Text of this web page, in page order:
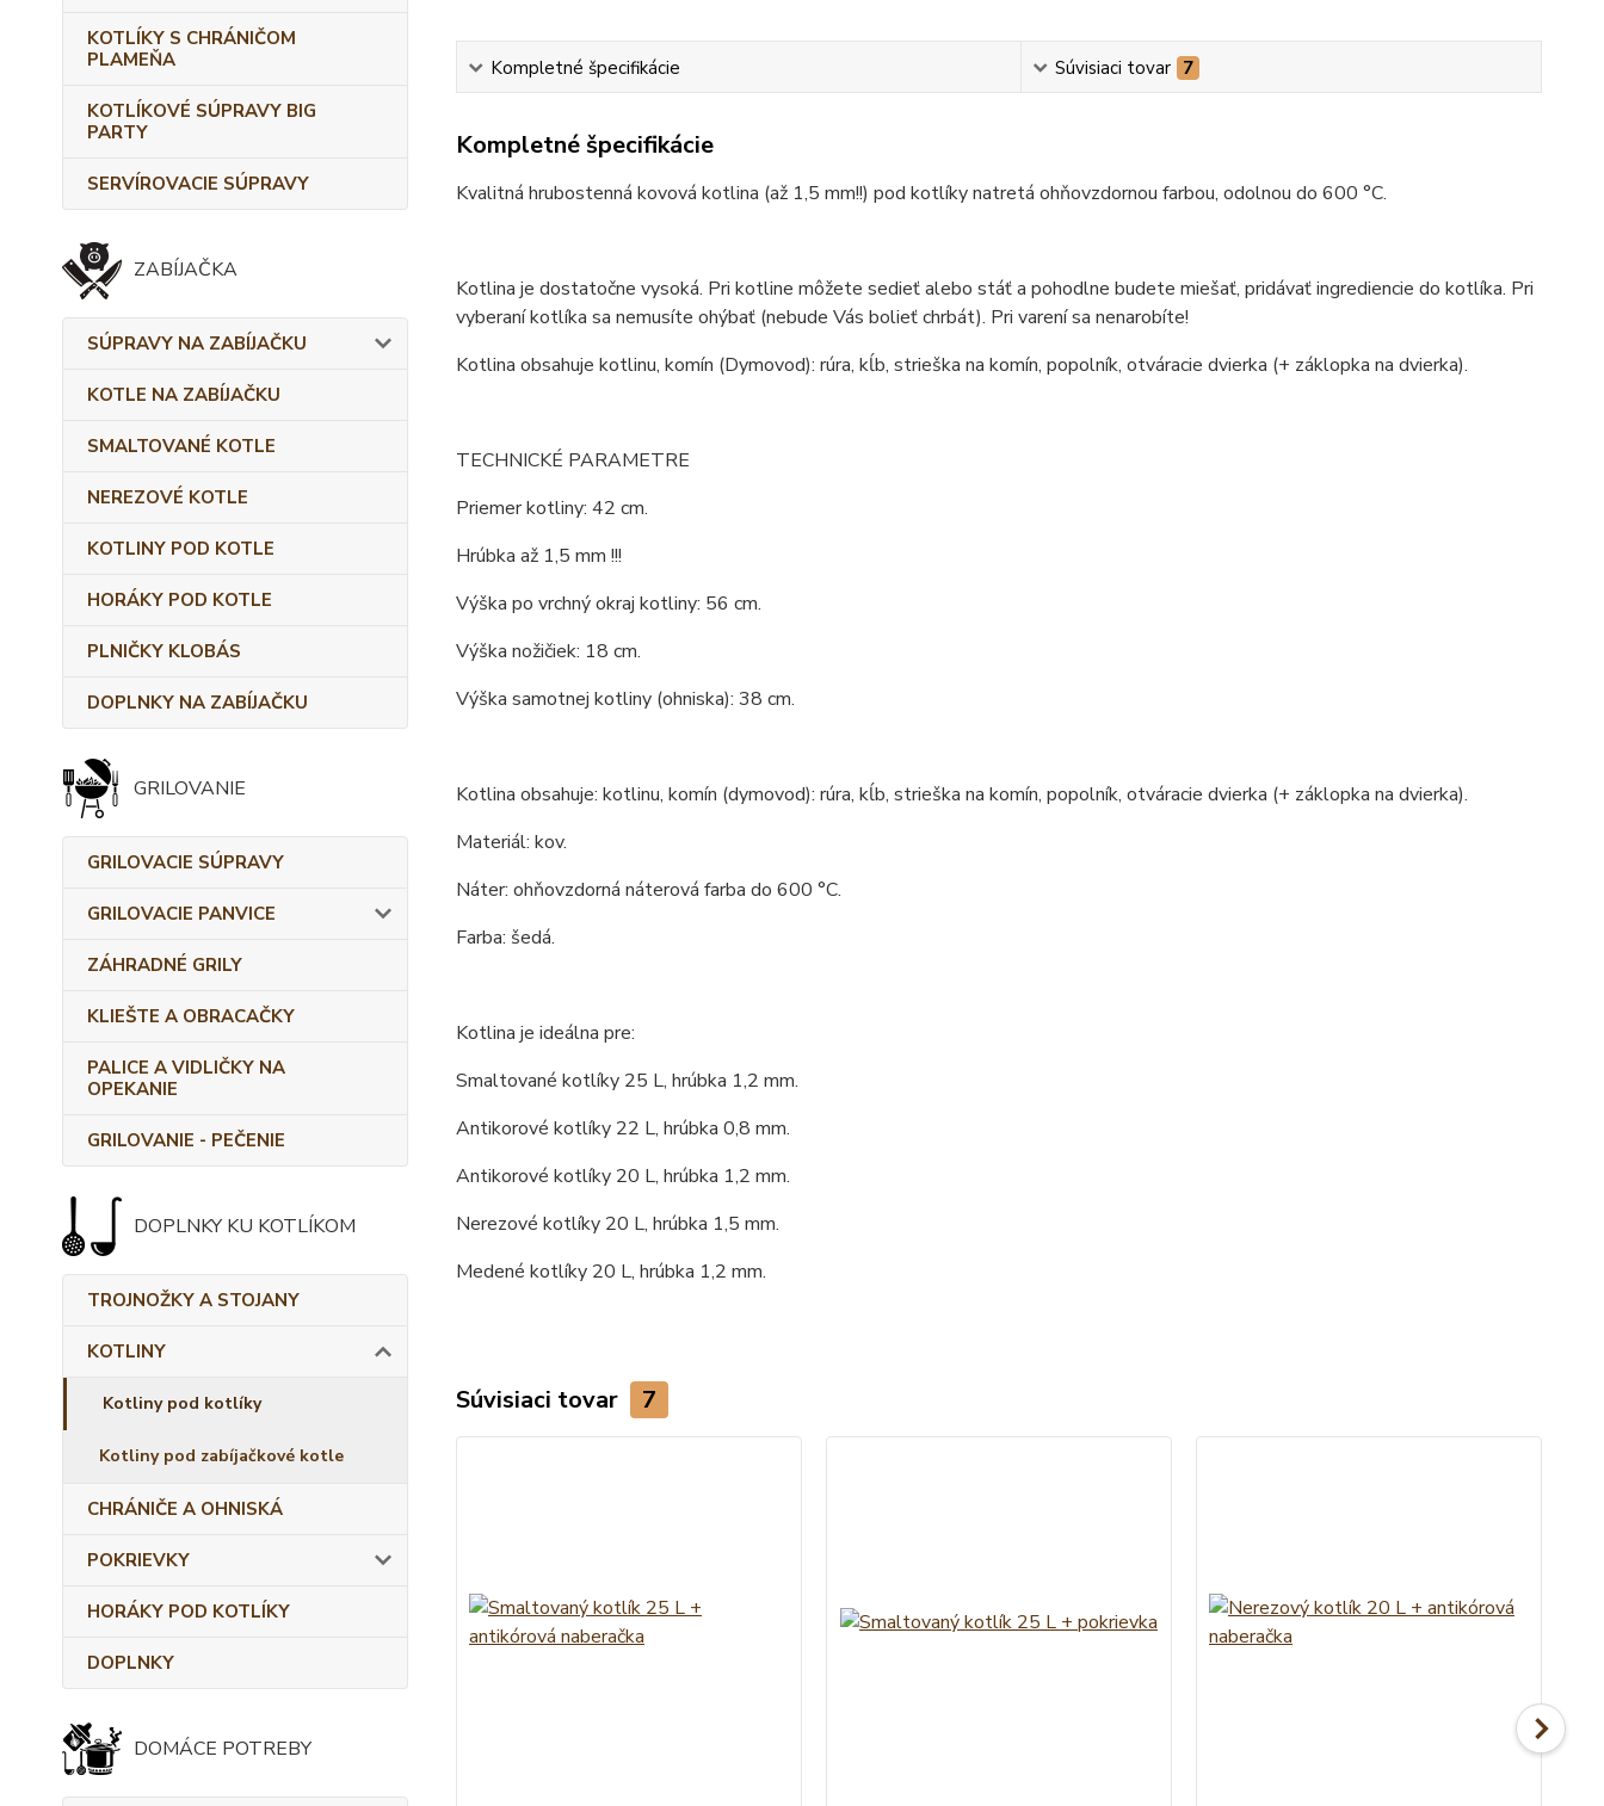
KOTLÍKY S CHRÁNIČOM
PLAMEŇA
KOTLÍKOVÉ SÚPRAVY BIG
PARTY
SERVÍROVACIE SÚPRAVY
ZABÍJAČKA
SÚPRAVY NA ZABÍJAČKU
KOTLE NA ZABÍJAČKU
SMALTOVANÉ KOTLE
NEREZOVÉ KOTLE
KOTLINY POD KOTLE
HORÁKY POD KOTLE
PLNIČKY KLOBÁS
DOPLNKY NA ZABÍJAČKU
GRILOVANIE
GRILOVACIE SÚPRAVY
GRILOVACIE PANVICE
ZÁHRADNÉ GRILY
KLIEŠTE A OBRACAČKY
PALICE A VIDLIČKY NA
OPEKANIE
GRILOVANIE - PEČENIE
DOPLNKY KU KOTLÍKOM
TROJNOŽKY A STOJANY
KOTLINY
Kotliny pod kotlíky
Kotliny pod zabíjačkové kotle
CHRÁNIČE A OHNISKÁ
POKRIEVKY
HORÁKY POD KOTLÍKY
DOPLNKY
DOMÁCE POTREBY
Kompletné špecifikácie Súvisiaci tovar 7
Kompletné špecifikácie
Kvalitná hrubostenná kovová kotlina (až 1,5 mm!!) pod kotlíky natretá ohňovzdornou farbou, odolnou do 600 °C.
Kotlina je dostatočne vysoká. Pri kotline môžete sedieť alebo stáť a pohodlne budete miešať, pridávať ingrediencie do kotlíka. Pri
vyberaní kotlíka sa nemusíte ohýbať (nebude Vás bolieť chrbát). Pri varení sa nenarobíte!
Kotlina obsahuje kotlinu, komín (Dymovod): rúra, kĺb, strieška na komín, popolník, otváracie dvierka (+ záklopka na dvierka).
TECHNICKÉ PARAMETRE
Priemer kotliny: 42 cm.
Hrúbka až 1,5 mm !!!
Výška po vrchný okraj kotliny: 56 cm.
Výška nožičiek: 18 cm.
Výška samotnej kotliny (ohniska): 38 cm.
Kotlina obsahuje: kotlinu, komín (dymovod): rúra, kĺb, strieška na komín, popolník, otváracie dvierka (+ záklopka na dvierka).
Materiál: kov.
Náter: ohňovzdorná náterová farba do 600 °C.
Farba: šedá.
Kotlina je ideálna pre:
Smaltované kotlíky 25 L, hrúbka 1,2 mm.
Antikorové kotlíky 22 L, hrúbka 0,8 mm.
Antikorové kotlíky 20 L, hrúbka 1,2 mm.
Nerezové kotlíky 20 L, hrúbka 1,5 mm.
Medené kotlíky 20 L, hrúbka 1,2 mm.
Súvisiaci tovar 7